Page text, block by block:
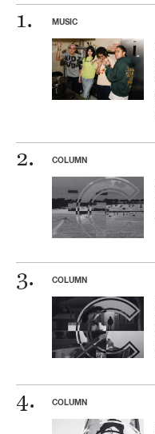
MUSIC
COLUMN
COLUMN
COLUMN